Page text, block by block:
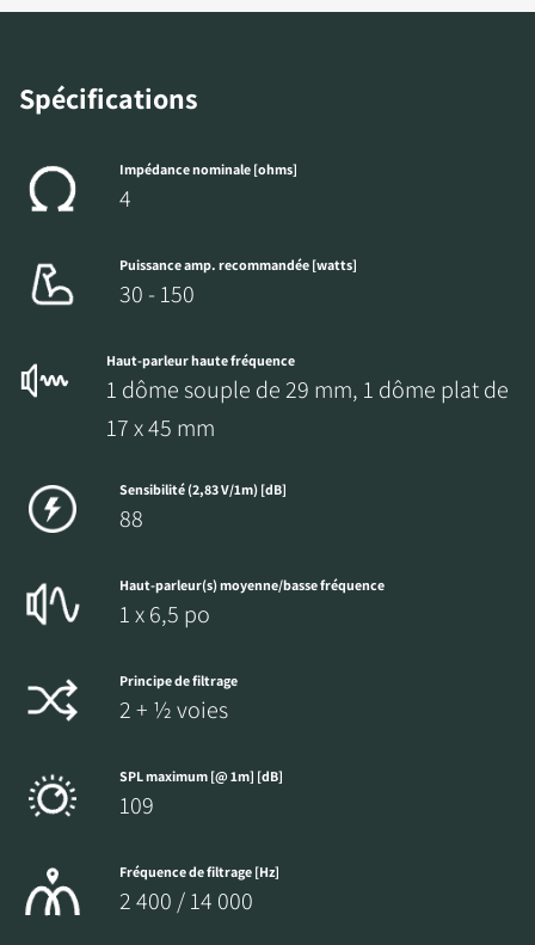
Spécifications
Impédance nominale [ohms]
4
Puissance amp. recommandée [watts]
30 - 150
Haut-parleur haute fréquence
1 dôme souple de 29 mm, 1 dôme plat de
17 x 45 mm
Sensibilité (2,83 V/1m) [dB]
88
Haut-parleur(s) moyenne/basse fréquence
1 x 6,5 po
Principe de filtrage
2 + ½ voies
SPL maximum [@ 1m] [dB]
109
Fréquence de filtrage [Hz]
2 400 / 14 000
directement à tous les fichiers en
téléchargement verrouillés de notre site Web.